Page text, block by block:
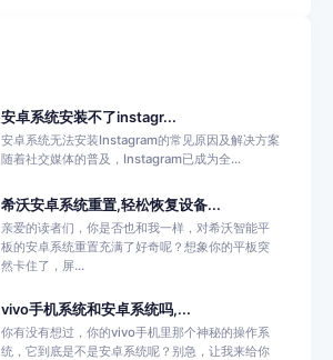
安卓系统安装不了instagr...
安卓系统无法安装Instagram的常见原因及解决方案
随着社交媒体的普及，Instagram已成为全...
希沃安卓系统重置,轻松恢复设备...
亲爱的读者们，你是否也和我一样，对希沃智能平
板的安卓系统重置充满了好奇呢？想象你的平板突
然卡住了，屏...
vivo手机系统和安卓系统吗,...
你有没有想过，你的vivo手机里那个神秘的操作系
统，它到底是不是安卓系统呢？别急，让我来给你